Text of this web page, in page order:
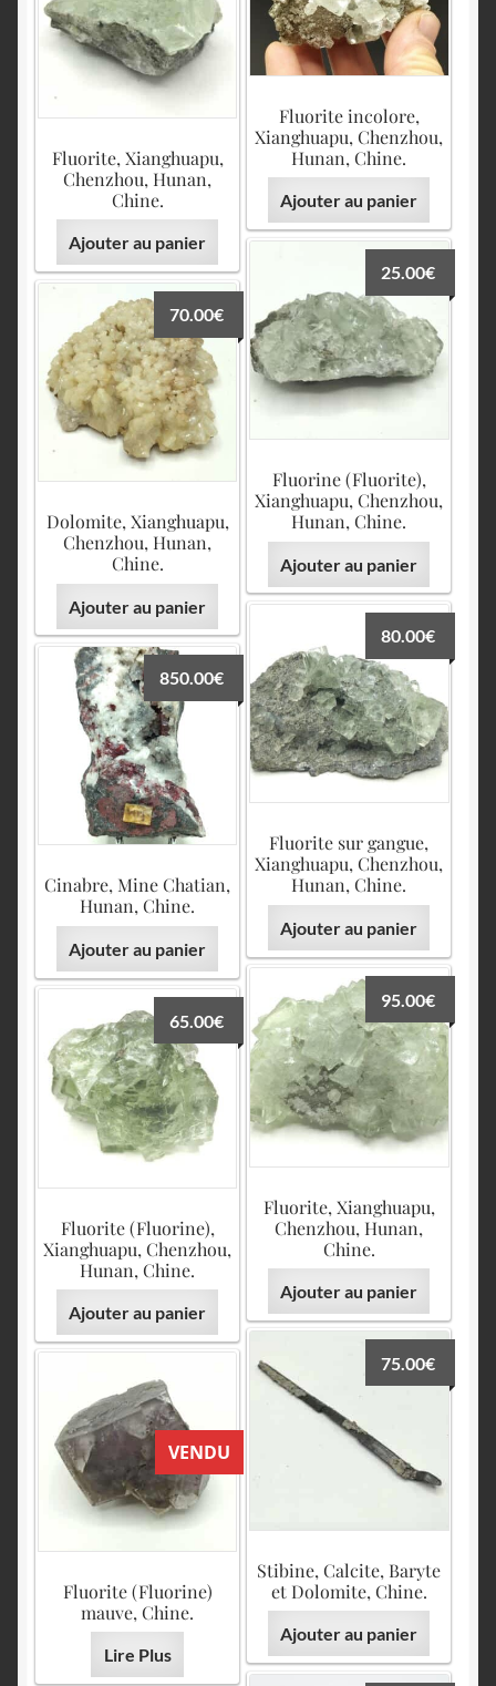
Fluorite incolore,
Xianghuapu, Chenzhou,
Hunan, Chine.
Ajouter au panier
Fluorite, Xianghuapu,
Chenzhou, Hunan,
Chine.
Ajouter au panier
Fluorine (Fluorite),
Xianghuapu, Chenzhou,
Hunan, Chine.
25.00€
Ajouter au panier
Dolomite, Xianghuapu,
Chenzhou, Hunan,
Chine.
70.00€
Ajouter au panier
Fluorite sur gangue,
Xianghuapu, Chenzhou,
Hunan, Chine.
80.00€
Ajouter au panier
Cinabre, Mine Chatian,
Hunan, Chine.
850.00€
Ajouter au panier
Fluorite, Xianghuapu,
Chenzhou, Hunan,
Chine.
95.00€
Ajouter au panier
Fluorite (Fluorine),
Xianghuapu, Chenzhou,
Hunan, Chine.
65.00€
Ajouter au panier
Stibine, Calcite, Baryte
et Dolomite, Chine.
75.00€
Ajouter au panier
VENDU
Fluorite (Fluorine)
mauve, Chine.
Lire Plus